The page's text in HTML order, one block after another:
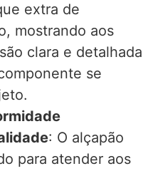
extra de
mostrando aos
clara e detalhada
se
: O alçapão
para atender aos